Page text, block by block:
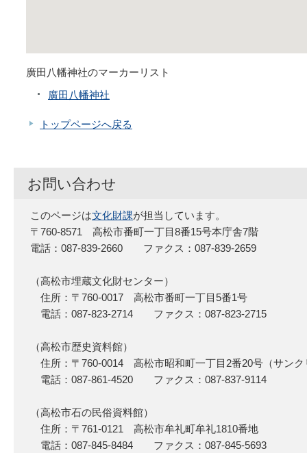
廣田八幡神社のマーカーリスト
廣田八幡神社
トップページへ戻る
お問い合わせ
このページは文化財課が担当しています。
〒760-8571 高松市番町一丁目8番15号本庁舎7階
電話：087-839-2660 ファクス：087-839-2659
（高松市埋蔵文化財センター）
住所：〒760-0017 高松市番町一丁目5番1号
電話：087-823-2714 ファクス：087-823-2715
（高松市歴史資料館）
住所：〒760-0014 高松市昭和町一丁目2番20号（サンク
電話：087-861-4520 ファクス：087-837-9114
（高松市石の民俗資料館）
住所：〒761-0121 高松市牟礼町牟礼1810番地
電話：087-845-8484 ファクス：087-845-5693